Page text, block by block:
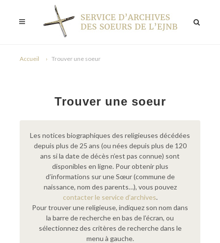
Accueil Trouver une soeur
Trouver une soeur
Les notices biographiques des religieuses décédées
depuis plus de 25 ans (ou nées depuis plus de 120
ans si la date de décès n’est pas connue) sont
disponibles en ligne. Pour obtenir plus
d’informations sur une Sœur (commune de
naissance, nom des parents…), vous pouvez
contacter le service d’archives.
Pour trouver une religieuse, indiquez son nom dans
la barre de recherche en bas de l’écran, ou
sélectionnez des critères de recherche dans le
menu à gauche.